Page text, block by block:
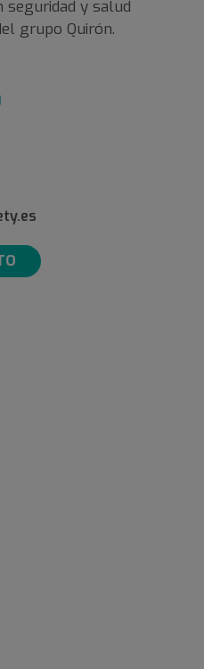
seguridad y salud
grupo Quirón.